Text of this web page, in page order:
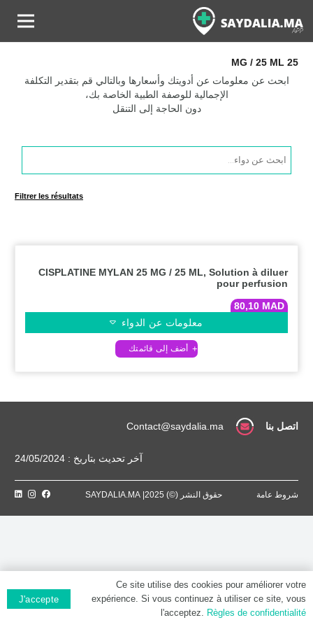
25 MG / 25 ML
ابحث عن معلومات عن أدويتك وأسعارها وبالتالي قم بتقدير التكلفة
الإجمالية للوصفة الطبية الخاصة بك،
دون الحاجة إلى التنقل
Products
search
Filtrer les résultats
CISPLATINE MYLAN 25 MG / 25 ML, Solution à diluer
pour perfusion
80,10 MAD
معلومات عن الدواء
اتصل بنا Contact@saydalia.ma
آخر تحديث بتاريخ : 24/05/2024
شروط عامة حقوق النشر (©) 2025| SAYDALIA.MA
Ce site utilise des cookies pour améliorer votre
expérience. Si vous continuez à utiliser ce site, vous
l'acceptez. Règles de confidentialité
J'accepte